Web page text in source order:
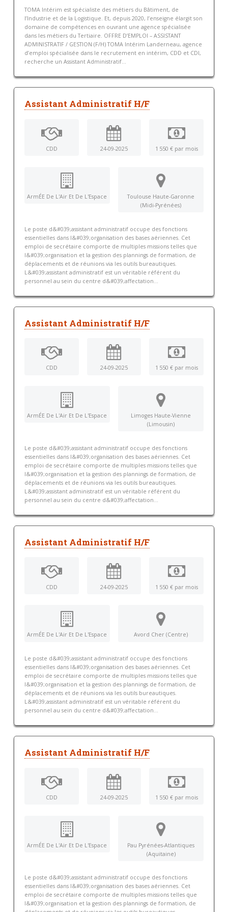
TOMA Intérim est spécialiste des métiers du Bâtiment, de
l’Industrie et de la Logistique. Et, depuis 2020, l’enseigne élargit son
domaine de compétences en ouvrant une agence spécialisée
dans les métiers du Tertiaire. OFFRE D’EMPLOI – ASSISTANT
ADMINISTRATIF / GESTION (F/H) TOMA Intérim Landerneau, agence
d’emploi spécialisée dans le recrutement en intérim, CDD et CDI,
recherche un Assistant Administratif...
Assistant Administratif H/F
CDD 24-09-2025 1 550 € par mois
ArmÉE De L'Air Et De L'Espace
Toulouse Haute-Garonne
(Midi-Pyrénées)
Le poste d&#039;assistant administratif occupe des fonctions
essentielles dans l&#039;organisation des bases aériennes. Cet
emploi de secrétaire comporte de multiples missions telles que
l&#039;organisation et la gestion des plannings de formation, de
déplacements et de réunions via les outils bureautiques.
L&#039;assistant administratif est un véritable référent du
personnel au sein du centre d&#039;affectation...
Assistant Administratif H/F
CDD 24-09-2025 1 550 € par mois
ArmÉE De L'Air Et De L'Espace
Limoges Haute-Vienne
(Limousin)
Le poste d&#039;assistant administratif occupe des fonctions
essentielles dans l&#039;organisation des bases aériennes. Cet
emploi de secrétaire comporte de multiples missions telles que
l&#039;organisation et la gestion des plannings de formation, de
déplacements et de réunions via les outils bureautiques.
L&#039;assistant administratif est un véritable référent du
personnel au sein du centre d&#039;affectation...
Assistant Administratif H/F
CDD 24-09-2025 1 550 € par mois
ArmÉE De L'Air Et De L'Espace Avord Cher (Centre)
Le poste d&#039;assistant administratif occupe des fonctions
essentielles dans l&#039;organisation des bases aériennes. Cet
emploi de secrétaire comporte de multiples missions telles que
l&#039;organisation et la gestion des plannings de formation, de
déplacements et de réunions via les outils bureautiques.
L&#039;assistant administratif est un véritable référent du
personnel au sein du centre d&#039;affectation...
Assistant Administratif H/F
CDD 24-09-2025 1 550 € par mois
ArmÉE De L'Air Et De L'Espace
Pau Pyrénées-Atlantiques
(Aquitaine)
Le poste d&#039;assistant administratif occupe des fonctions
essentielles dans l&#039;organisation des bases aériennes. Cet
emploi de secrétaire comporte de multiples missions telles que
l&#039;organisation et la gestion des plannings de formation, de